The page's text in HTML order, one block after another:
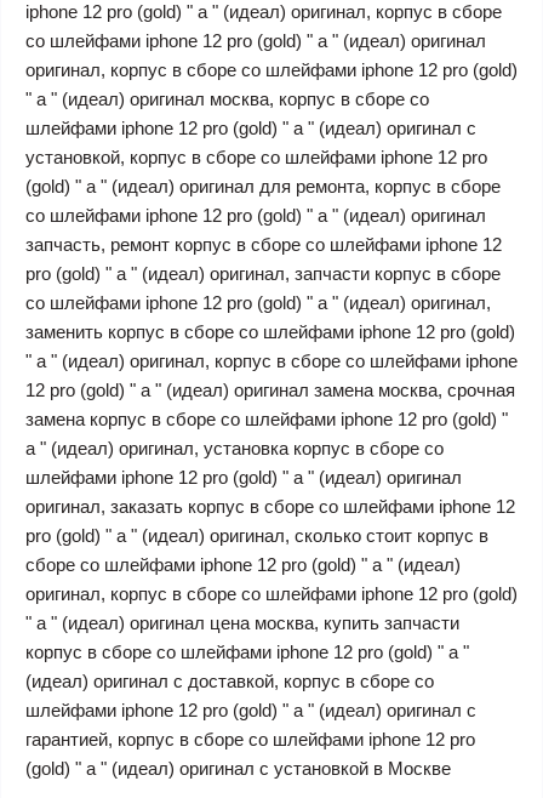
iphone 12 pro (gold) " a " (идеал) оригинал, корпус в сборе
со шлейфами iphone 12 pro (gold) " a " (идеал) оригинал
оригинал, корпус в сборе со шлейфами iphone 12 pro (gold)
" a " (идеал) оригинал москва, корпус в сборе со
шлейфами iphone 12 pro (gold) " a " (идеал) оригинал с
установкой, корпус в сборе со шлейфами iphone 12 pro
(gold) " a " (идеал) оригинал для ремонта, корпус в сборе
со шлейфами iphone 12 pro (gold) " a " (идеал) оригинал
запчасть, ремонт корпус в сборе со шлейфами iphone 12
pro (gold) " a " (идеал) оригинал, запчасти корпус в сборе
со шлейфами iphone 12 pro (gold) " a " (идеал) оригинал,
заменить корпус в сборе со шлейфами iphone 12 pro (gold)
" a " (идеал) оригинал, корпус в сборе со шлейфами iphone
12 pro (gold) " a " (идеал) оригинал замена москва, срочная
замена корпус в сборе со шлейфами iphone 12 pro (gold) "
a " (идеал) оригинал, установка корпус в сборе со
шлейфами iphone 12 pro (gold) " a " (идеал) оригинал
оригинал, заказать корпус в сборе со шлейфами iphone 12
pro (gold) " a " (идеал) оригинал, сколько стоит корпус в
сборе со шлейфами iphone 12 pro (gold) " a " (идеал)
оригинал, корпус в сборе со шлейфами iphone 12 pro (gold)
" a " (идеал) оригинал цена москва, купить запчасти
корпус в сборе со шлейфами iphone 12 pro (gold) " a "
(идеал) оригинал с доставкой, корпус в сборе со
шлейфами iphone 12 pro (gold) " a " (идеал) оригинал с
гарантией, корпус в сборе со шлейфами iphone 12 pro
(gold) " a " (идеал) оригинал с установкой в Москве